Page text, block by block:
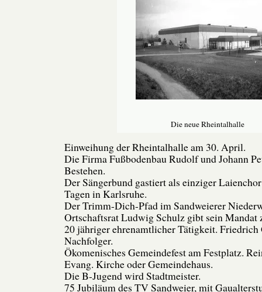
Die neue Rheintalhalle
Einweihung der Rheintalhalle am 30. April.
Die Firma Fußbodenbau Rudolf und Johann
Bestehen.
Der Sängerbund gastiert als einziger
Tagen in Karlsruhe.
Der Trimm-Dich-Pfad im Sandweierer
Ortschaftsrat Ludwig Schulz gibt sein Mandat
20 jähriger ehrenamtlicher Tätigkeit. Friedrich
Nachfolger.
Ökomenisches Gemeindefest am Festplatz.
Evang. Kirche oder Gemeindehaus.
Die B-Jugend wird Stadtmeister.
75 Jubiläum des TV Sandweier, mit